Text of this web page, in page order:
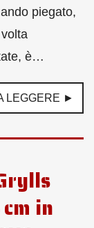
piegato,
è…
LEGGERE ►
in